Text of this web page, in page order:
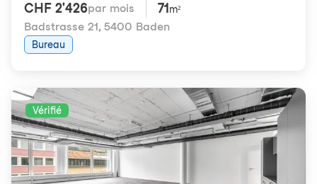
CHF 2'426par mois 71 m²
Badstrasse 21, 5400 Baden
Bureau
Vérifié